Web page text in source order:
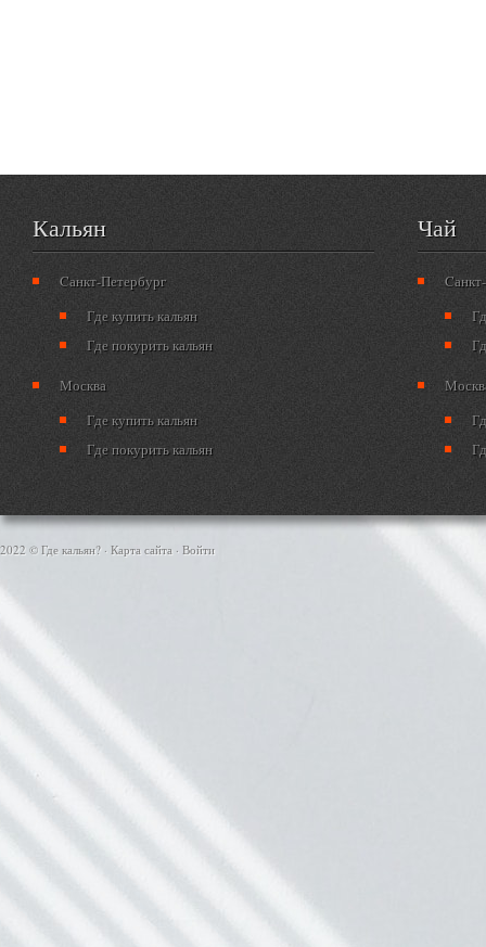
Кальян
Cанкт-Петербург
Где купить кальян
Где покурить кальян
Москва
Где купить кальян
Где покурить кальян
Чай
2022 © Где кальян? · Карта сайта · Войти